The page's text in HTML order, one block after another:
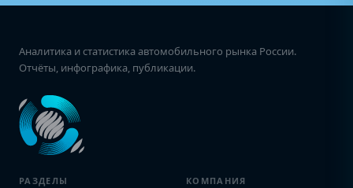
Аналитика и статистика автомобильного рынка России.
Отчёты, инфографика, публикации.
РАЗДЕЛЫ КОМПАНИЯ